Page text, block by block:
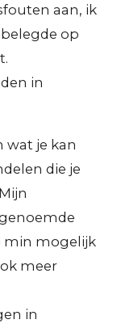
aan, ik
op
in
wat je kan
die je
min mogelijk
meer
in